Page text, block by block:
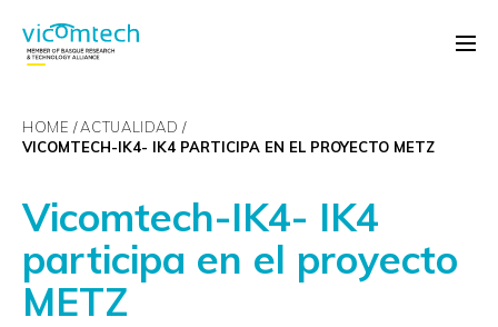
HOME
ACTUALIDAD
VICOMTECH-IK4- IK4 PARTICIPA EN EL PROYECTO METZ
Vicomtech-IK4- IK4
participa en el proyecto
METZ